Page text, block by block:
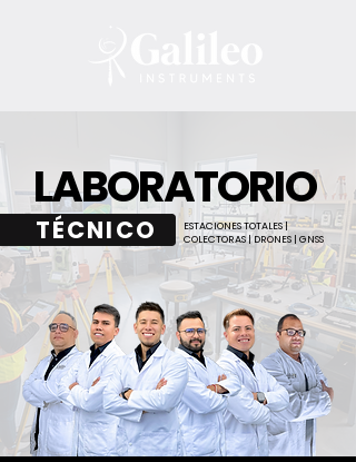
LABORATORIO
ESTACIONES TOTALES |
COLECTORAS | DRONES | GNSS
TÉCNICO